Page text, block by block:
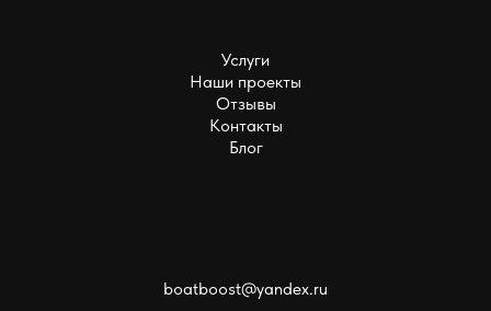
boatboost@yandex.ru
Услуги
Наши проекты
Отзывы
Контакты
Блог